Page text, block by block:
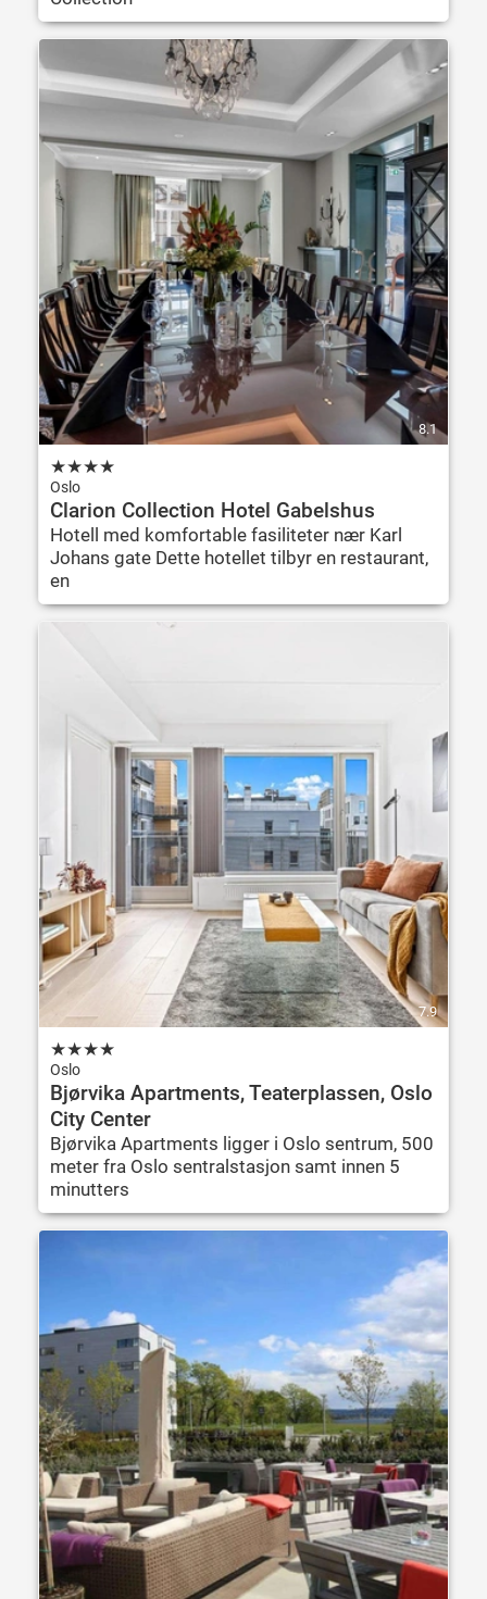
8.1
★★★★
Oslo
Clarion Collection Hotel Gabelshus
Hotell med komfortable fasiliteter nær Karl
Johans gate Dette hotellet tilbyr en restaurant,
en
7.9
★★★★
Oslo
Bjørvika Apartments, Teaterplassen, Oslo
City Center
Bjørvika Apartments ligger i Oslo sentrum, 500
meter fra Oslo sentralstasjon samt innen 5
minutters